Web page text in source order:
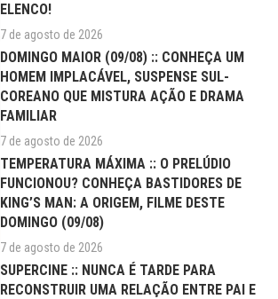
ELENCO!
7 de agosto de 2026
DOMINGO MAIOR (09/08) :: CONHEÇA UM
HOMEM IMPLACÁVEL, SUSPENSE SUL-
COREANO QUE MISTURA AÇÃO E DRAMA
FAMILIAR
7 de agosto de 2026
TEMPERATURA MÁXIMA :: O PRELÚDIO
FUNCIONOU? CONHEÇA BASTIDORES DE
KING’S MAN: A ORIGEM, FILME DESTE
DOMINGO (09/08)
7 de agosto de 2026
SUPERCINE :: NUNCA É TARDE PARA
RECONSTRUIR UMA RELAÇÃO ENTRE PAI E